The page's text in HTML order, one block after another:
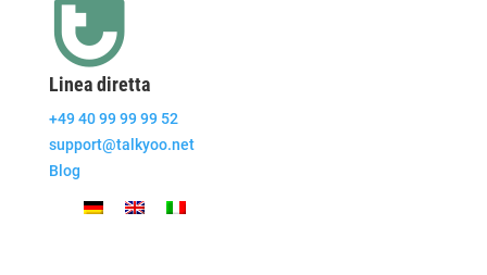
Linea diretta
+49 40 99 99 99 52
support@talkyoo.net
Blog